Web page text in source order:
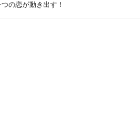
の恋が動き出す！